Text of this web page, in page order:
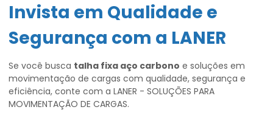
Invista em Qualidade e
Segurança com a LANER
Se você busca talha fixa aço carbono e soluções em
movimentação de cargas com qualidade, segurança e
eficiência, conte com a LANER - SOLUÇÕES PARA
MOVIMENTAÇÃO DE CARGAS.